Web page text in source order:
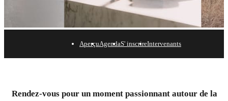
rencontre de la Créativité
AperçuAgendaS' inscrireIntervenants
Rendez-vous pour un moment passionnant autour de la